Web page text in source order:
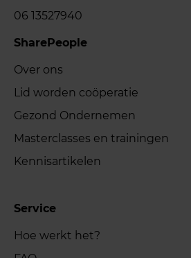
06 13527940
SharePeople
Over ons
Lid worden coöperatie
Gezond Ondernemen
Masterclasses en trainingen
Kennisartikelen
Service
Hoe werkt het?